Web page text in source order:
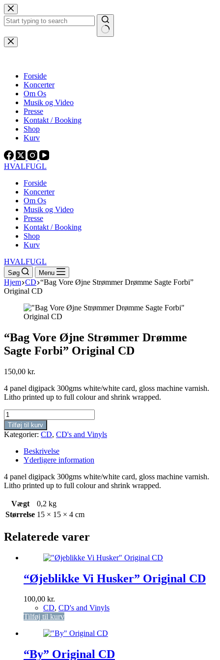
Fortsæt
til
indhold
Ingen
resultater
Forside
Koncerter
Om Os
Musik og Video
Presse
Kontakt / Booking
Shop
Kurv
HVALFUGL
Forside
Koncerter
Om Os
Musik og Video
Presse
Kontakt / Booking
Shop
Kurv
HVALFUGL
Søg Menu
Hjem CD “Bag Vore Øjne Strømmer Drømme Sagte Forbi”
Original CD
“Bag Vore Øjne Strømmer Drømme
Sagte Forbi” Original CD
150,00 kr.
4 panel digipack 300gms white/white card, gloss machine varnish.
Litho printed up to full colour and shrink wrapped.
"Bag
Vore
Øjne
Strømmer
Drømme
Sagte
Original
CD
Tilføj til kurv
Kategorier: CD, CD's and Vinyls
Beskrivelse
Yderligere information
4 panel digipack 300gms white/white card, gloss machine varnish.
Litho printed up to full colour and shrink wrapped.
Vægt
0,2 kg
Størrelse 15 × 15 × 4 cm
Relaterede varer
“Øjeblikke Vi Husker” Original CD
100,00 kr.
CD, CD's and Vinyls
Tilføj til kurv
“By” Original CD